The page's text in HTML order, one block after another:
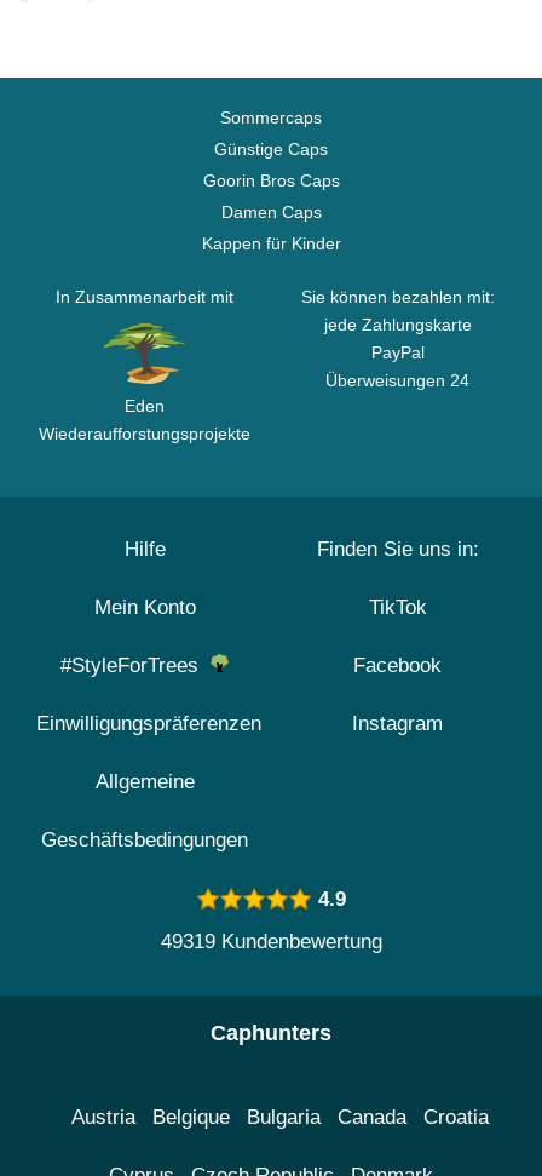
Sommercaps
Günstige Caps
Goorin Bros Caps
Damen Caps
Kappen für Kinder
In Zusammenarbeit mit
Eden
Wiederaufforstungsprojekte
Sie können bezahlen mit:
jede Zahlungskarte
PayPal
Überweisungen 24
Hilfe
Mein Konto
#StyleForTrees
Einwilligungspräferenzen
Allgemeine
Geschäftsbedingungen
Finden Sie uns in:
TikTok
Facebook
Instagram
4.9
49319 Kundenbewertung
Caphunters
Austria Belgique Bulgaria Canada Croatia